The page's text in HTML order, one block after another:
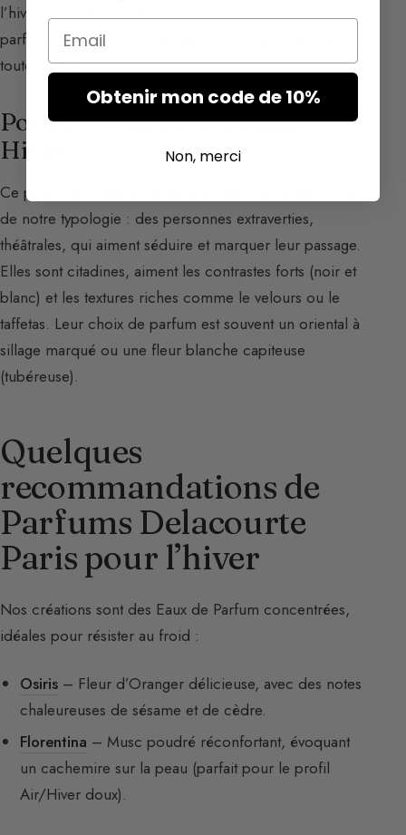
l’hiver (caractère signé, charismatique) comme leur
parfum signature, celui qui définit leur identité olfactive
toute l’année.
Portrait de la personnalité
Hiver
Ce profil correspond souvent aux personnalités « Feu »
de notre typologie : des personnes extraverties,
théâtrales, qui aiment séduire et marquer leur passage.
Elles sont citadines, aiment les contrastes forts (noir et
blanc) et les textures riches comme le velours ou le
taffetas. Leur choix de parfum est souvent un oriental à
sillage marqué ou une fleur blanche capiteuse
(tubéreuse).
Quelques
recommandations de
Parfums Delacourte
Paris pour l’hiver
Nos créations sont des Eaux de Parfum concentrées,
idéales pour résister au froid :
Osiris – Fleur d’Oranger délicieuse, avec des notes
chaleureuses de sésame et de cèdre.
Florentina – Musc poudré réconfortant, évoquant
un cachemire sur la peau (parfait pour le profil
Air/Hiver doux).
Email
Obtenir mon code de 10%
Non, merci